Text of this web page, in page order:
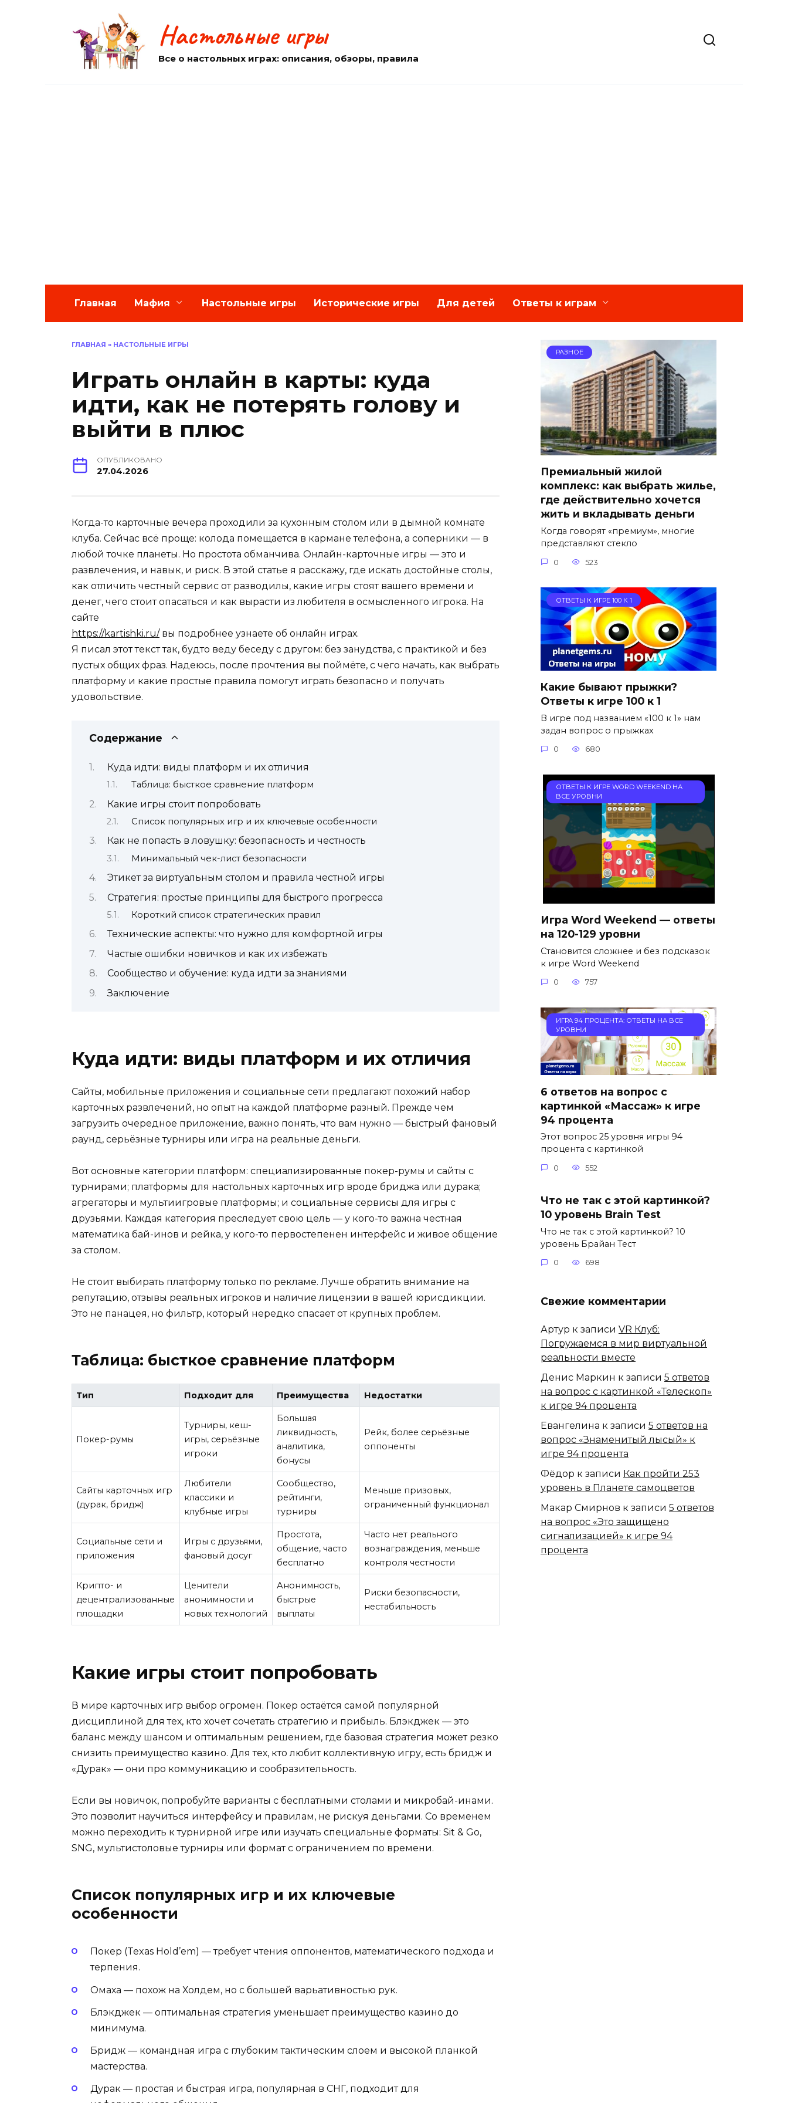
Настольные игры
Все о настольных играх: описания, обзоры, правила
Главная Мафия Настольные игры Исторические игры Для детей Ответы к играм
ГЛАВНАЯ » НАСТОЛЬНЫЕ ИГРЫ
Играть онлайн в карты: куда
идти, как не потерять голову и
выйти в плюс
ОПУБЛИКОВАНО
27.04.2026
Когда-то карточные вечера проходили за кухонным столом или в дымной комнате
клуба. Сейчас всё проще: колода помещается в кармане телефона, а соперники — в
любой точке планеты. Но простота обманчива. Онлайн-карточные игры — это и
развлечения, и навык, и риск. В этой статье я расскажу, где искать достойные столы,
как отличить честный сервис от разводилы, какие игры стоят вашего времени и
денег, чего стоит опасаться и как вырасти из любителя в осмысленного игрока. На
сайте
https://kartishki.ru/вы подробнее узнаете об онлайн играх.
Я писал этот текст так, будто веду беседу с другом: без занудства, с практикой и без
пустых общих фраз. Надеюсь, после прочтения вы поймёте, с чего начать, как выбрать
платформу и какие простые правила помогут играть безопасно и получать
удовольствие.
Содержание
Куда идти: виды платформ и их отличия
Таблица: бысткое сравнение платформ
Какие игры стоит попробовать
Список популярных игр и их ключевые особенности
Как не попасть в ловушку: безопасность и честность
Минимальный чек-лист безопасности
Этикет за виртуальным столом и правила честной игры
Стратегия: простые принципы для быстрого прогресса
Короткий список стратегических правил
Технические аспекты: что нужно для комфортной игры
Частые ошибки новичков и как их избежать
Сообщество и обучение: куда идти за знаниями
Заключение
Куда идти: виды платформ и их отличия
Сайты, мобильные приложения и социальные сети предлагают похожий набор
карточных развлечений, но опыт на каждой платформе разный. Прежде чем
загрузить очередное приложение, важно понять, что вам нужно — быстрый фановый
раунд, серьёзные турниры или игра на реальные деньги.
Вот основные категории платформ: специализированные покер-румы и сайты с
турнирами; платформы для настольных карточных игр вроде бриджа или дурака;
агрегаторы и мультиигровые платформы; и социальные сервисы для игры с
друзьями. Каждая категория преследует свою цель — у кого-то важна честная
математика бай-инов и рейка, у кого-то первостепенен интерфейс и живое общение
за столом.
Не стоит выбирать платформу только по рекламе. Лучше обратить внимание на
репутацию, отзывы реальных игроков и наличие лицензии в вашей юрисдикции.
Это не панацея, но фильтр, который нередко спасает от крупных проблем.
Таблица: бысткое сравнение платформ
Тип Подходит для Преимущества Недостатки
Покер-румы
Турниры, кеш-
игры, серьёзные
игроки
Большая
ликвидность,
аналитика,
бонусы
Рейк, более серьёзные
оппоненты
Сайты карточных игр
(дурак, бридж)
Любители
классики и
клубные игры
Сообщество,
рейтинги,
турниры
Меньше призовых,
ограниченный функционал
Социальные сети и
приложения
Игры с друзьями,
фановый досуг
Простота,
общение, часто
бесплатно
Часто нет реального
вознаграждения, меньше
контроля честности
Крипто- и
децентрализованные
площадки
Ценители
анонимности и
новых технологий
Анонимность,
быстрые
выплаты
Риски безопасности,
нестабильность
Какие игры стоит попробовать
В мире карточных игр выбор огромен. Покер остаётся самой популярной
дисциплиной для тех, кто хочет сочетать стратегию и прибыль. Блэкджек — это
баланс между шансом и оптимальным решением, где базовая стратегия может резко
снизить преимущество казино. Для тех, кто любит коллективную игру, есть бридж и
«Дурак» — они про коммуникацию и сообразительность.
Если вы новичок, попробуйте варианты с бесплатными столами и микробай-инами.
Это позволит научиться интерфейсу и правилам, не рискуя деньгами. Со временем
можно переходить к турнирной игре или изучать специальные форматы: Sit & Go,
SNG, мультистоловые турниры или формат с ограничением по времени.
Список популярных игр и их ключевые
особенности
Покер (Texas Hold’em) — требует чтения оппонентов, математического подхода и
терпения.
Омаха — похож на Холдем, но с большей варьативностью рук.
Блэкджек — оптимальная стратегия уменьшает преимущество казино до
минимума.
Бридж — командная игра с глубоким тактическим слоем и высокой планкой
мастерства.
Дурак — простая и быстрая игра, популярная в СНГ, подходит для
РАЗНОЕ
Премиальный жилой
комплекс: как выбрать жилье,
где действительно хочется
жить и вкладывать деньги
Когда говорят «премиум», многие
представляют стекло
0 523
ОТВЕТЫ К ИГРЕ 100 К 1
Какие бывают прыжки?
Ответы к игре 100 к 1
В игре под названием «100 к 1» нам
задан вопрос о прыжках
0 680
ОТВЕТЫ К ИГРЕ WORD WEEKEND НА
ВСЕ УРОВНИ
Игра Word Weekend — ответы
на 120-129 уровни
Становится сложнее и без подсказок
к игре Word Weekend
0 757
ИГРА 94 ПРОЦЕНТА: ОТВЕТЫ НА ВСЕ
УРОВНИ
6 ответов на вопрос с
картинкой «Массаж» к игре
94 процента
Этот вопрос 25 уровня игры 94
процента с картинкой
0 552
Что не так с этой картинкой?
10 уровень Brain Test
Что не так с этой картинкой? 10
уровень Брайан Тест
0 698
Свежие комментарии
Артур к записи VR Клуб:
Погружаемся в мир виртуальной
реальности вместе
Денис Маркин к записи 5 ответов
на вопрос с картинкой «Телескоп»
к игре 94 процента
Евангелина к записи 5 ответов на
вопрос «Знаменитый лысый» к
игре 94 процента
Фёдор к записи Как пройти 253
уровень в Планете самоцветов
Макар Смирнов к записи 5 ответов
на вопрос «Это защищено
сигнализацией» к игре 94
процента